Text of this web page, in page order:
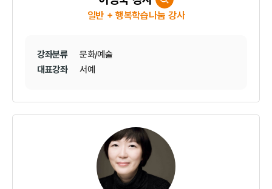
일반 + 행복학습나눔 강사
강좌분류
문화/예술
대표강좌
서예